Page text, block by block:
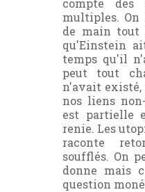
compte
multiples. On
de main tout
qu'Einstein
temps qu'il
peut tout
n'avait existé,
nos liens
est partielle
renie. Les
raconte
soufflés. On
donne mais
question